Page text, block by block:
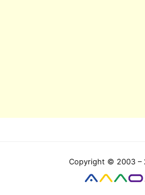
Copyright © 2003 –